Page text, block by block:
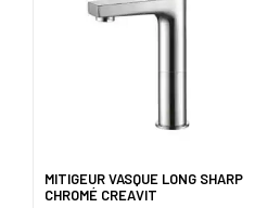
MITIGEUR VASQUE LONG SHARP
CHROMÉ CREAVIT